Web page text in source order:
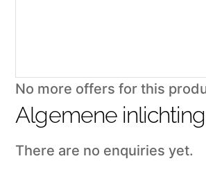
No more offers for this
Algemene
There are no enquiries yet.